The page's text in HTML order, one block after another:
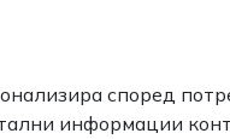
според
информации